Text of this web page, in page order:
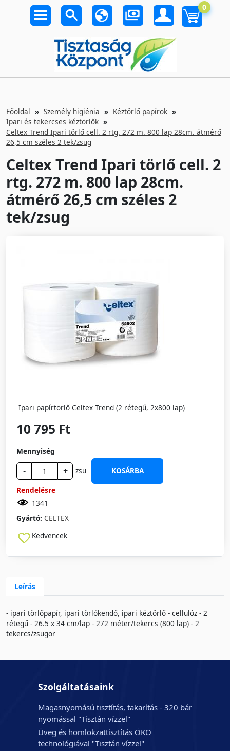
0
Főoldal Személy higiénia
Kéztörlő papírok
Ipari és tekercses kéztörlők
Celtex Trend Ipari törlő cell. 2 rtg. 272 m. 800 lap 28cm. átmérő
26,5 cm széles 2 tek/zsug
Celtex Trend Ipari törlő cell. 2
rtg. 272 m. 800 lap 28cm.
átmérő 26,5 cm széles 2
tek/zsug
Ipari papírtörlő Celtex Trend (2 rétegű, 2x800 lap)
10 795 Ft
Mennyiség
- + zsu
KOSÁRBA
Rendelésre
1341
Gyártó: CELTEX
Kedvencek
Leírás
- ipari törlőpapír, ipari törlőkendő, ipari kéztörlő - cellulóz - 2
rétegű - 26.5 x 34 cm/lap - 272 méter/tekercs (800 lap) - 2
tekercs/zsugor
Szolgáltatásaink
Magasnyomású tisztítás, takarítás - 320 bár
nyomással "Tisztán vízzel"
Üveg és homlokzattisztítás ÖKO
technológiával "Tisztán vízzel"